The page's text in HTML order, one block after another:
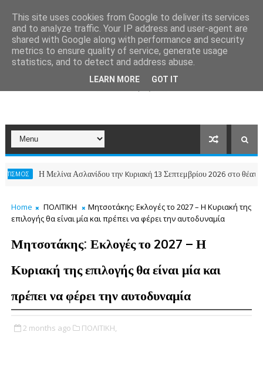
Μελίνα Ασλανίδου την Kυριακή 13 Σεπτεμβρίου 2026 στο θέατρο Αλίκη
Home ΠΟΛΙΤΙΚΗ
Μητσοτάκης: Εκλογές το 2027 – Η Κυριακή της
επιλογής θα είναι μία και πρέπει να φέρει την αυτοδυναμία
Μητσοτάκης: Εκλογές το 2027 – Η
Κυριακή της επιλογής θα είναι μία και
πρέπει να φέρει την αυτοδυναμία
2 months ago ΠΟΛΙΤΙΚΗ,
This site uses cookies from Google to deliver its services
and to analyze traffic. Your IP address and user-agent are
shared with Google along with performance and security
metrics to ensure quality of service, generate usage
statistics, and to detect and address abuse.
LEARN MORE GOT IT